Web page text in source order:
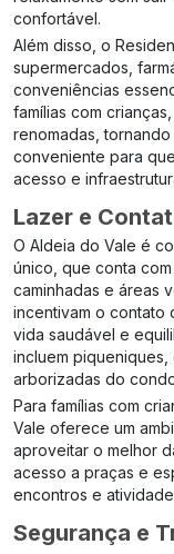
confortável.
Além disso, o
supermercados,
conveniências
famílias com
renomadas,
conveniente para
acesso e
Lazer e
O Aldeia do Vale é
único, que conta com
caminhadas e áreas
incentivam o contato
vida saudável e
incluem piqueniques,
arborizadas do
Para famílias com
Vale oferece um
aproveitar o melhor
acesso a praças e
encontros e
Segurança e